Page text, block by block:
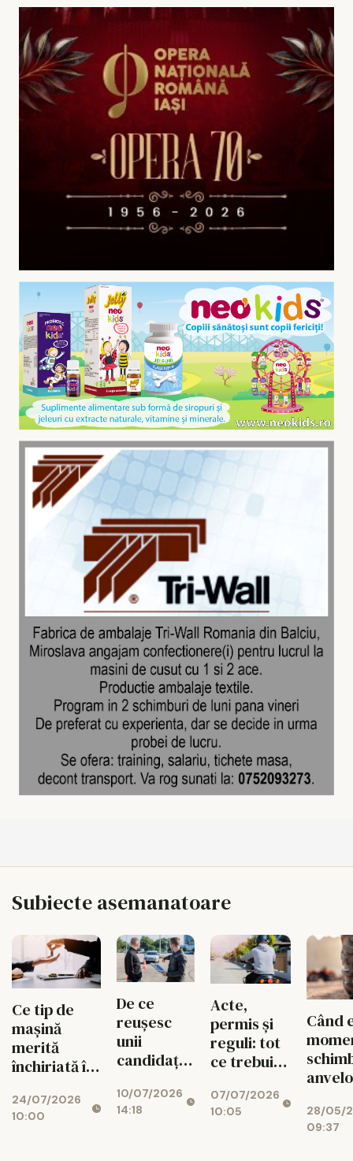
Subiecte asemanatoare
Ce tip de
mașină
merită
închiriată în
traseul pe
care îl ai
24/07/2026
10:00
De ce
reușesc
unii
candidați
examenul
auto din
10/07/2026
14:18
Acte,
permis și
reguli: tot
ce trebuie
despre
scutere
07/07/2026
10:05
Când
28/05/
09:37